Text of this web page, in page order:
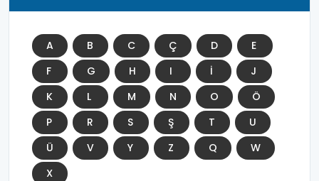
A B C Ç D
E
F
G H I İ
J
K
L M N O
Ö
P
R S Ş T
U
Ü
V Y Z Q
W
X